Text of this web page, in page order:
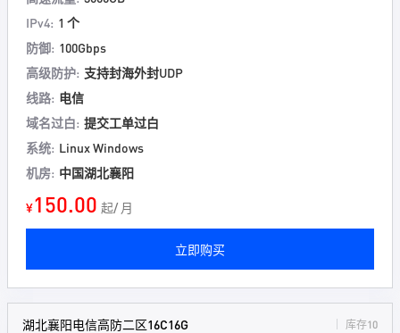
IPv4: 1 个
防御: 100Gbps
高级防护: 支持封海外封UDP
线路: 电信
域名过白: 提交工单过白
系统: Linux Windows
机房: 中国湖北襄阳
¥150.00 起/ 月
立即购买
湖北襄阳电信高防二区16C16G 库存10